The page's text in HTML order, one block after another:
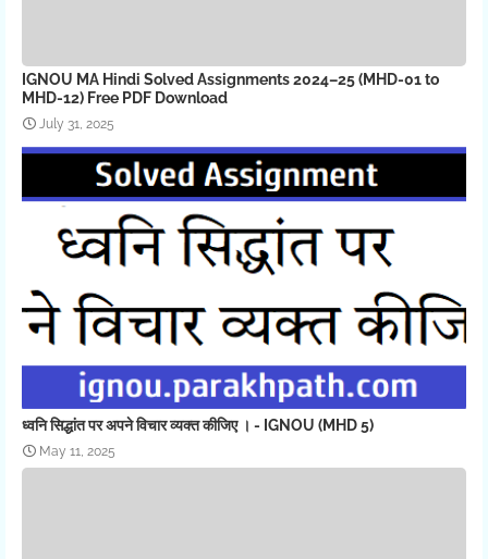
IGNOU MA Hindi Solved Assignments 2024–25 (MHD-01 to
MHD-12) Free PDF Download
July 31, 2025
ध्वनि सिद्धांत पर अपने विचार व्यक्त कीजिए । - IGNOU (MHD 5)
May 11, 2025